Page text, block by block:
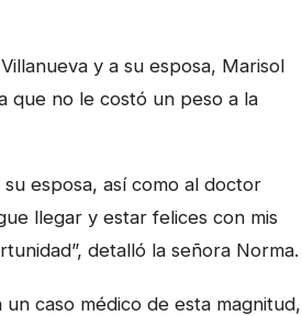
y a su esposa, Marisol
que no le costó un peso a la
esposa, así como al doctor
llegar y estar felices con mis
detalló la señora Norma.
caso médico de esta magnitud,